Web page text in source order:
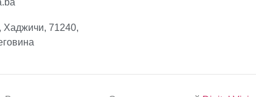
Хаджичи, 71240,